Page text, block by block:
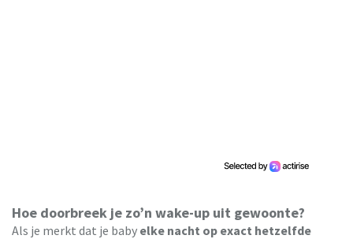
Hoe doorbreek je zo’n wake-up uit gewoonte?
Als je merkt dat je baby elke nacht op exact hetzelfde